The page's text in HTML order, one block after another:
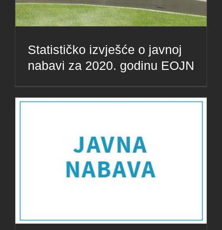
Statističko izvješće o javnoj
nabavi za 2020. godinu EOJN